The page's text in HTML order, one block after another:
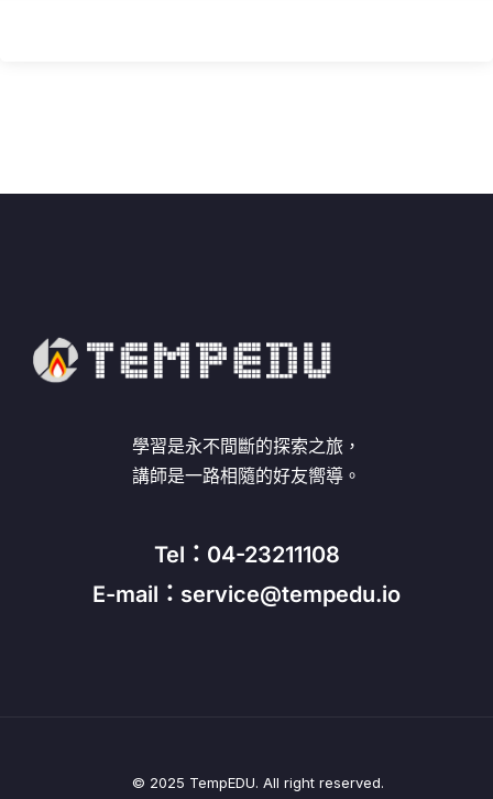
學習是永不間斷的探索之旅，
講師是一路相隨的好友嚮導。
Tel：04-23211108
E-mail：service@tempedu.io
© 2025 TempEDU. All right reserved.